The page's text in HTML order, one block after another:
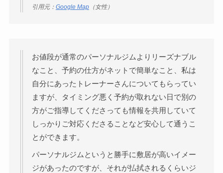
引用元： Google Map（女性）
お値段が通常のパーソナルジムよりリーズナブル
なこと、予約の仕方がネットで簡単なこと、私は
自分にあったトレーナーさんについてもらってい
ますが、タイミング悪く予約が取れない日で別の
方がご指導してくださっても情報を共用していて
しっかりご対応くださることなど安心して通うこ
とができます。
パーソナルジムというと勝手に敷居が高いイメー
ジがあったのですが、それが払拭されるくらいジ